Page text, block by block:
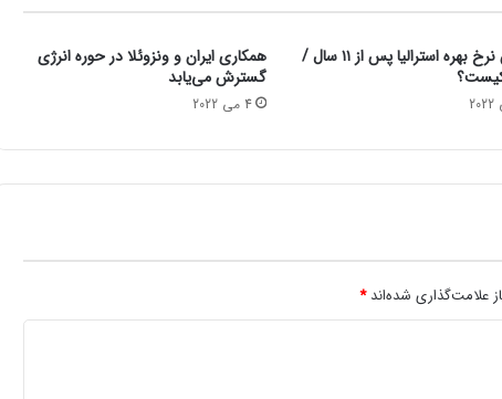
ی
ع
ح
م
ی
ه
افزایش نرخ بهره استرالیا پس از ۱۱ سال /
همکاری ایران و ونزوئلا در حوره انرژی
گسترش می‌یابد
4 می 2022
علامت‌گذاری شده‌اند*